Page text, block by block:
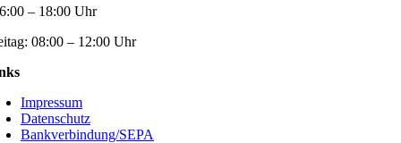
– 18:00 Uhr
08:00 – 12:00 Uhr
Impressum
Datenschutz
Bankverbindung/SEPA